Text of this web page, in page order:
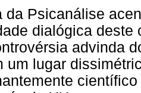
da Psicanálise
dialógica deste
advinda
um lugar